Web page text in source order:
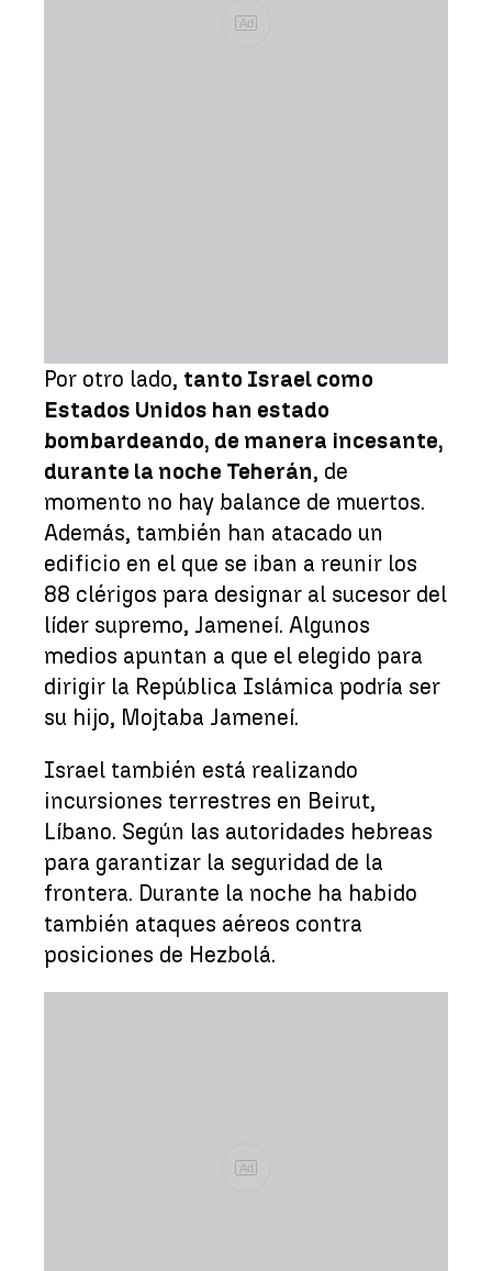
Ad
Por otro lado, tanto Israel como
Estados Unidos han estado
bombardeando, de manera incesante,
durante la noche Teherán, de
momento no hay balance de muertos.
Además, también han atacado un
edificio en el que se iban a reunir los
88 clérigos para designar al sucesor del
líder supremo, Jameneí. Algunos
medios apuntan a que el elegido para
dirigir la República Islámica podría ser
su hijo, Mojtaba Jameneí.
Israel también está realizando
incursiones terrestres en Beirut,
Líbano. Según las autoridades hebreas
para garantizar la seguridad de la
frontera. Durante la noche ha habido
también ataques aéreos contra
posiciones de Hezbolá.
Ad